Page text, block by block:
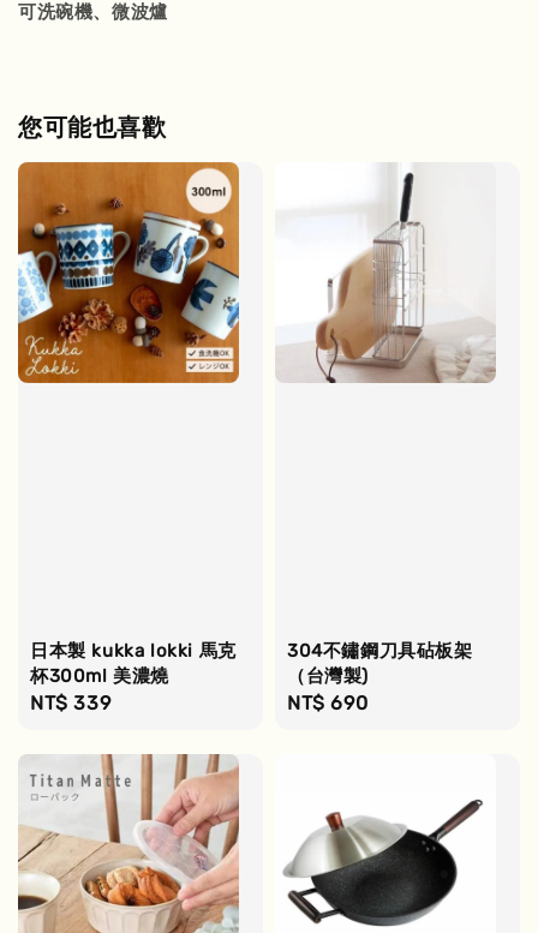
可洗碗機、微波爐
您可能也喜歡
日本製 kukka lokki 馬克
杯300ml 美濃燒
Regular
NT$ 339
304不鏽鋼刀具砧板架
（台灣製)
Regular
NT$ 690